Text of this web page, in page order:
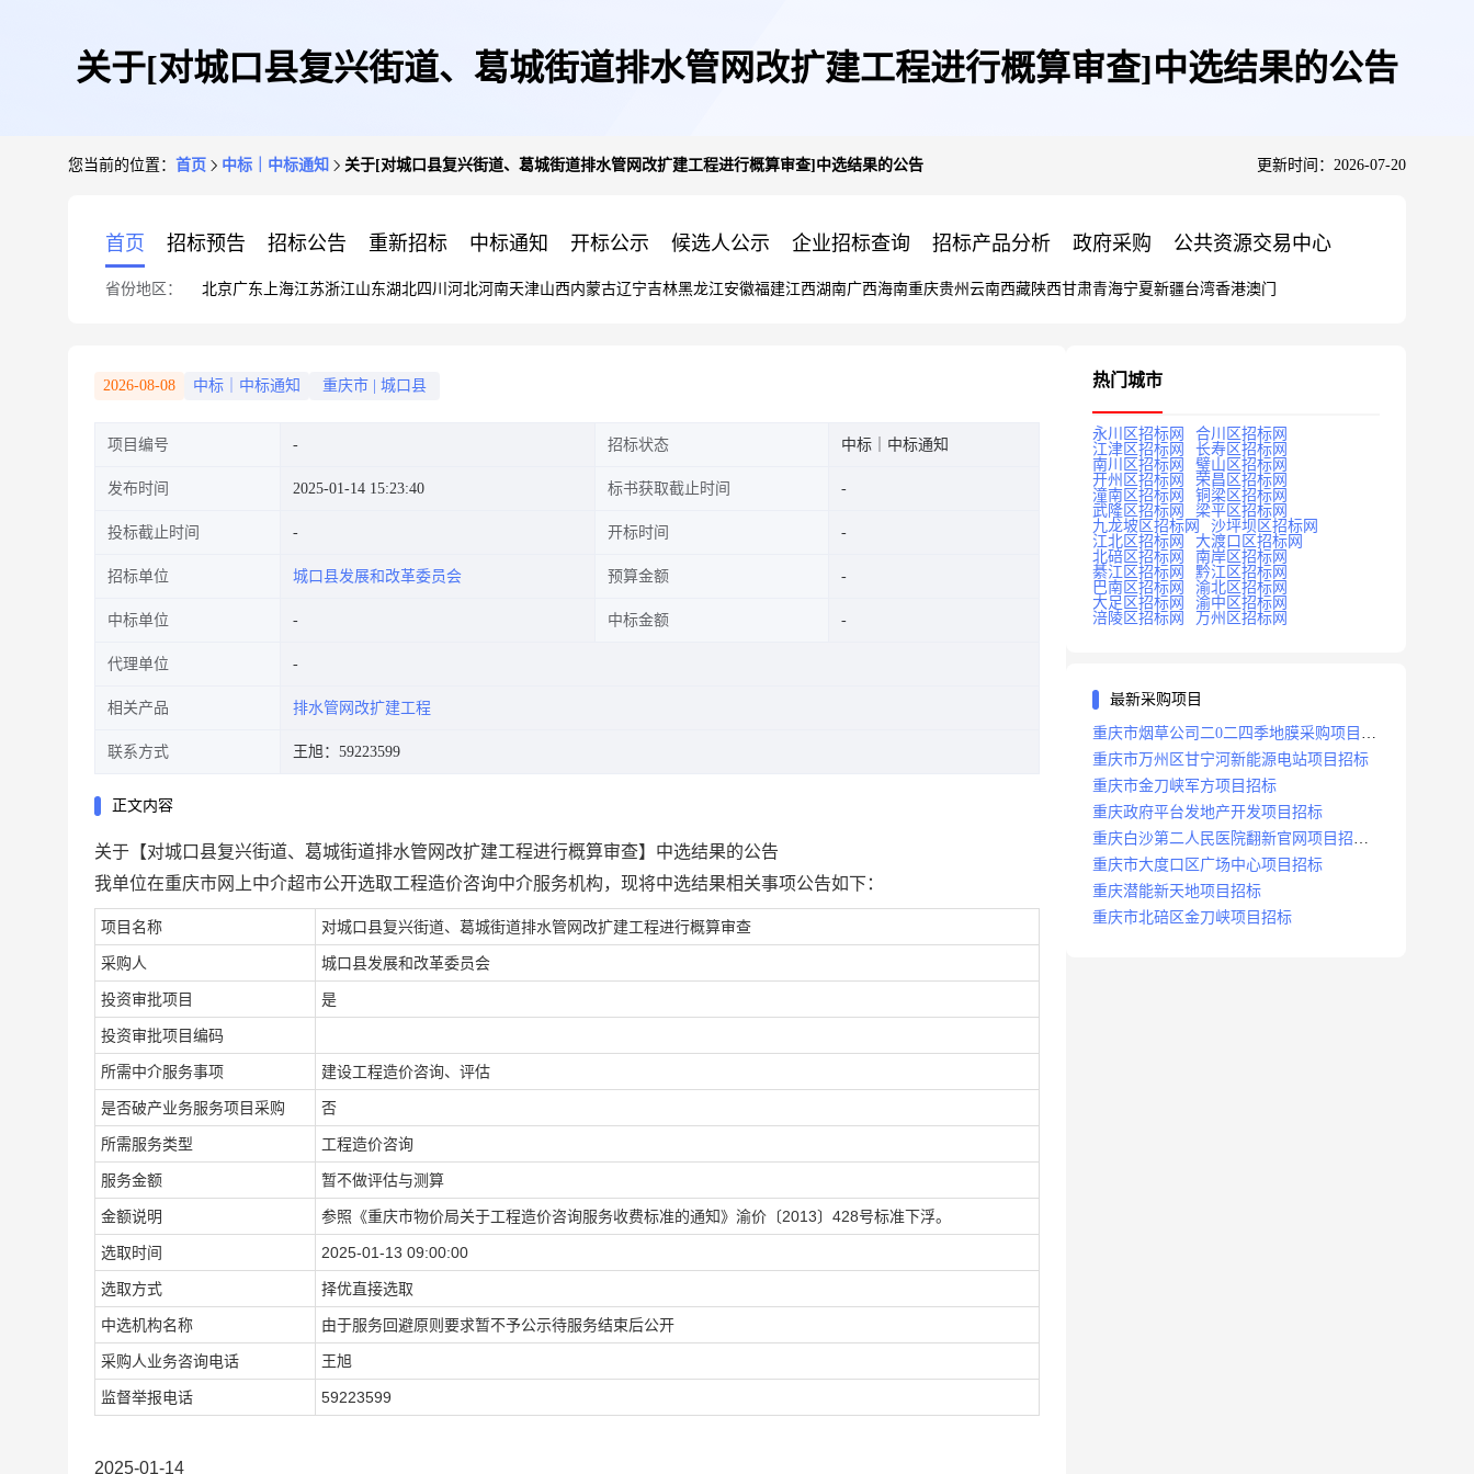
关于[对城口县复兴街道、葛城街道排水管网改扩建工程进行概算审查]中选结果的公告
您当前的位置： 首页 中标｜中标通知 关于[对城口县复兴街道、葛城街道排水管网改扩建工程进行概算审查]中选结果的公告 更新时间：2026-07-20
首页 招标预告 招标公告 重新招标 中标通知 开标公示 候选人公示 企业招标查询 招标产品分析 政府采购 公共资源交易中心
省份地区： 北京广东 上海江苏浙江山东湖北四川 河北河南天津山西内蒙古辽宁吉林黑龙江安徽福建江西湖南广西海南重庆贵州 云南西藏陕西甘肃青海宁夏新疆台湾香港澳门
2026-08-08 中标｜中标通知 重庆市 城口县
项目编号 招标状态 中标｜中标通知
发布时间 2025-01-14 15:23:40 标书获取截止时间
投标截止时间 开标时间
招标单位 城口县发展和改革委员会 预算金额
中标单位 中标金额
代理单位
相关产品 排水管网改扩建工程
联系方式 王旭：59223599
正文内容
关于【对城口县复兴街道、葛城街道排水管网改扩建工程进行概算审查】中选结果的公告
我单位在重庆市网上中介超市公开选取工程造价咨询中介服务机构，现将中选结果相关事项公告如下：
项目名称 对城口县复兴街道、葛城街道排水管网改扩建工程进行概算审查
采购人 城口县发展和改革委员会
投资审批项目 是
投资审批项目编码
所需中介服务事项 建设工程造价咨询、评估
是否破产业务服务项目采购 否
所需服务类型 工程造价咨询
服务金额 暂不做评估与测算
金额说明 参照《重庆市物价局关于工程造价咨询服务收费标准的通知》渝价〔2013〕428号标准下浮。
选取时间 2025-01-13 09:00:00
选取方式 择优直接选取
中选机构名称 由于服务回避原则要求暂不予公示待服务结束后公开
采购人业务咨询电话 王旭
监督举报电话 59223599
2025-01-14
热门城市
永川区招标网
合川区招标网
江津区招标网
长寿区招标网
南川区招标网
璧山区招标网
开州区招标网
荣昌区招标网
潼南区招标网
铜梁区招标网
武隆区招标网
梁平区招标网
九龙坡区招标网
沙坪坝区招标网
江北区招标网
大渡口区招标网
北碚区招标网
南岸区招标网
綦江区招标网
黔江区招标网
巴南区招标网
渝北区招标网
大足区招标网
渝中区招标网
涪陵区招标网
万州区招标网
最新采购项目
重庆市烟草公司二0二四季地膜采购项目招
标公告
重庆市万州区甘宁河新能源电站项目招标
重庆市金刀峡军方项目招标
重庆政府平台发地产开发项目招标
重庆白沙第二人民医院翻新官网项目招标
公告
重庆市大度口区广场中心项目招标
重庆潜能新天地项目招标
重庆市北碚区金刀峡项目招标